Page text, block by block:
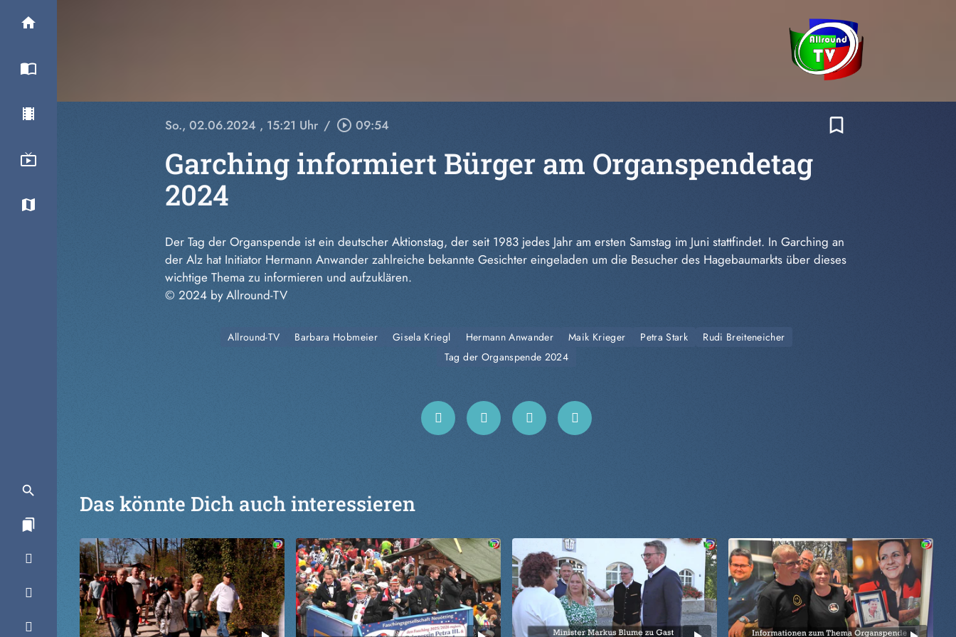
So., 02.06.2024 , 15:21 Uhr / play_circle_outline 09:54 bookmark_border
Garching informiert Bürger am Organspendetag
2024
Der Tag der Organspende ist ein deutscher Aktionstag, der seit 1983 jedes Jahr am ersten Samstag im Juni stattfindet. In Garching an
der Alz hat Initiator Hermann Anwander zahlreiche bekannte Gesichter eingeladen um die Besucher des Hagebaumarkts über dieses
wichtige Thema zu informieren und aufzuklären.
© 2024 by Allround-TV
Allround-TV Barbara Hobmeier Gisela Kriegl Hermann Anwander Maik Krieger Petra Stark
Rudi Breiteneicher
Tag der Organspende 2024
Das könnte Dich auch interessieren